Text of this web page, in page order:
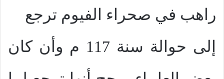
راهب في صحراء الفيوم ترجع
إلى حوالة سنة 117 م وأن كان